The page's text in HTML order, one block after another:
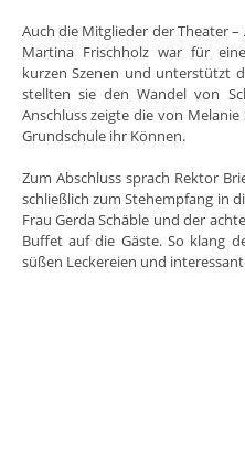
Auch die Mitglieder der Theater
Martina Frischholz war für
kurzen Szenen und unterstützt
stellten sie den Wandel von
Anschluss zeigte die von
Grundschule ihr Können.
Zum Abschluss sprach Rektor
schließlich zum Stehempfang in
Frau Gerda Schäble und der
Buffet auf die Gäste. So klang
süßen Leckereien und